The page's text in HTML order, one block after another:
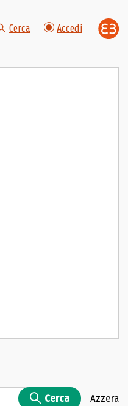
Cerca Accedi
Cerca Azzera